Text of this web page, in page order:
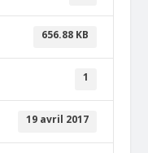
656.88 KB
1
19 avril 2017